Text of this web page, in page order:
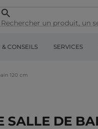
CONSEILS SERVICES
120 cm
SALLE DE